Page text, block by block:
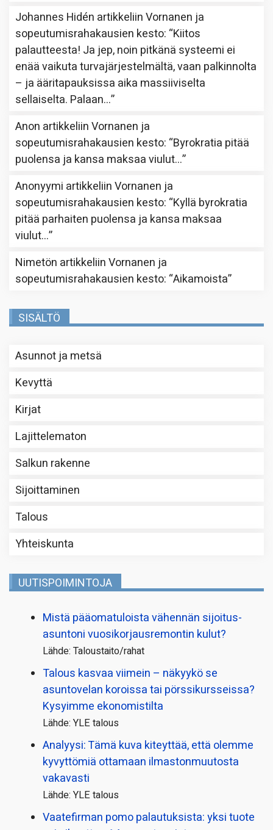
Johannes Hidén artikkeliinVornanen ja
sopeutumisrahakausien kesto: “Kiitos
palautteesta! Ja jep, noin pitkänä systeemi ei
enää vaikuta turvajärjestelmältä, vaan palkinnolta
– ja ääritapauksissa aika massiiviselta
sellaiselta. Palaan…”
Anon artikkeliinVornanen ja
sopeutumisrahakausien kesto: “Byrokratia pitää
puolensa ja kansa maksaa viulut…”
Anonyymi artikkeliinVornanen ja
sopeutumisrahakausien kesto: “Kyllä byrokratia
pitää parhaiten puolensa ja kansa maksaa
viulut…”
Nimetön artikkeliinVornanen ja
sopeutumisrahakausien kesto: “Aikamoista”
SISÄLTÖ
Asunnot ja metsä
Kevyttä
Kirjat
Lajittelematon
Salkun rakenne
Sijoittaminen
Talous
Yhteiskunta
UUTISPOIMINTOJA
Mistä pääoma­tuloista vähennän sijoitus­
asuntoni vuosikorjaus­remontin kulut?
Lähde: Taloustaito/rahat
Talous kasvaa viimein – näkyykö se
asuntovelan koroissa tai pörssi­kursseissa?
Kysyimme ekonomistilta
Lähde: YLE talous
Analyysi: Tämä kuva kiteyttää, että olemme
kyvyttömiä ottamaan ilmaston­muutosta
vakavasti
Lähde: YLE talous
Vaatefirman pomo palautuksista: yksi tuote